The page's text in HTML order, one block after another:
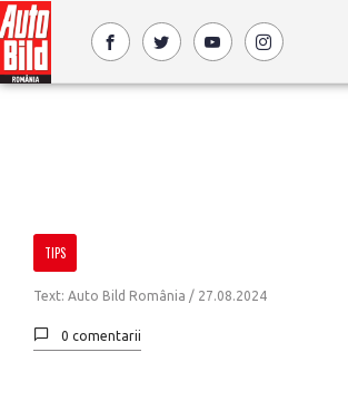
TIPS
Text: Auto Bild România / 27.08.2024
0 comentarii